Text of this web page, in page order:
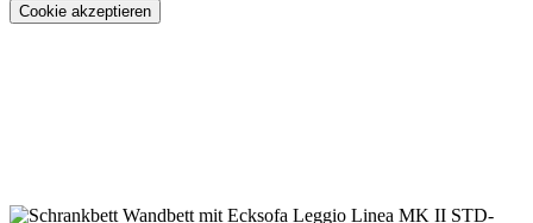
Cookie akzeptieren